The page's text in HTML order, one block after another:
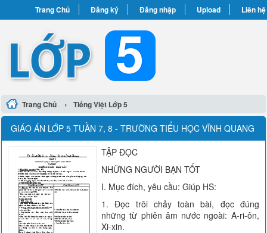
Trang Chủ Đăng ký Đăng nhập Upload Liên hệ
Trang Chủ › Tiếng Việt Lớp 5
GIÁO ÁN LỚP 5 TUẦN 7, 8 - TRƯỜNG TIỂU HỌC VĨNH QUANG
TẬP ĐỌC
NHỮNG NGƯỜI BẠN TỐT
I. Mục đích, yêu cầu: Giúp HS:
1. Đọc trôi chảy toàn bài, đọc đúng
những từ phiên âm nước ngoài: A-ri-ôn,
Xi-xin.